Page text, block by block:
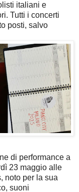
italiani e
Tutti i concerti
posti, salvo
di performance a
23 maggio alle
noto per la sua
suoni